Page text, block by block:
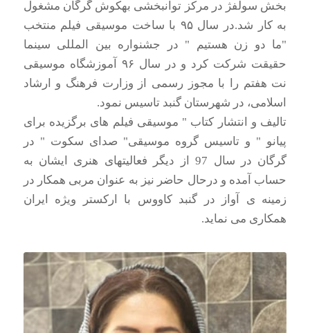
بخش سولفژ در مرکز توانبخشی بهکوش گرگان مشغول
به کار شد.در سال ۹۵ با ساخت موسیقی فیلم منتخب
"ما دو زن هستیم " در جشنواره بین المللی سینما
حقیقت شرکت کرد و در سال ۹۶ آموزشگاه موسیقی
نت هفتم را با مجوز رسمی از وزارت فرهنگ و ارشاد
اسلامی، در شهرستان گنبد تاسیس نمود.
تالیف و انتشار کتاب " موسیقی فیلم های برگزیده برای
پیانو " و تاسیس گروه موسیقی" صدای سکوت " در
گرگان در سال 97 از دیگر فعالیتهای هنری ایشان به
حساب آمده و درحال حاضر نیز به عنوان مربی همکار در
زمینه ی آواز در گنبد کاووس با ارکستر ویژه ایران
همکاری می نماید.